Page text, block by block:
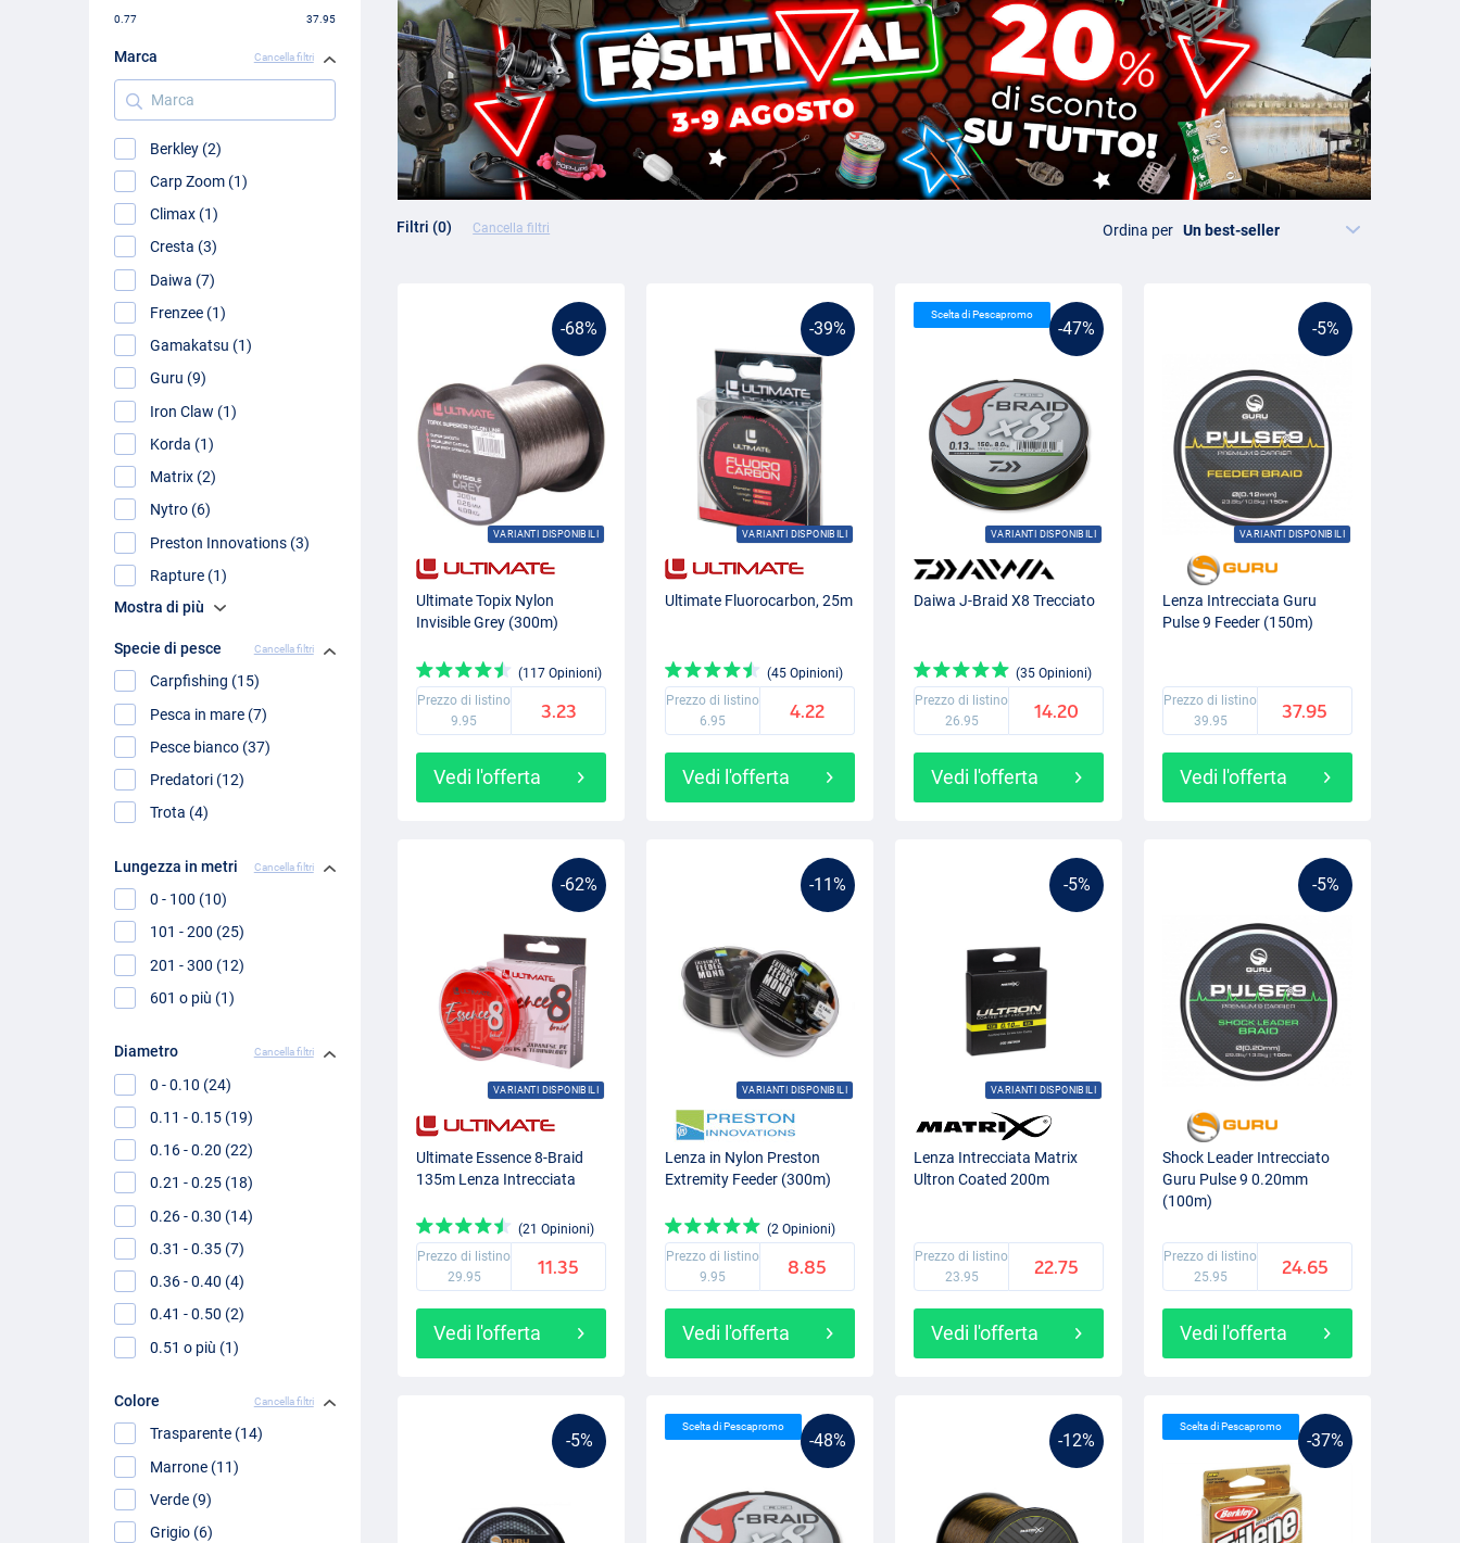
0.77 37.95
Marca Cancella filtri
Marca
Berkley (2)
Carp Zoom (1)
Climax (1)
Cresta (3)
Daiwa (7)
Frenzee (1)
Gamakatsu (1)
Guru (9)
Iron Claw (1)
Korda (1)
Matrix (2)
Nytro (6)
Preston Innovations (3)
Rapture (1)
Mostra di più
Specie di pesce Cancella filtri
Carpfishing (15)
Pesca in mare (7)
Pesce bianco (37)
Predatori (12)
Trota (4)
Lungezza in metri Cancella filtri
0 - 100 (10)
101 - 200 (25)
201 - 300 (12)
601 o più (1)
Diametro Cancella filtri
0 - 0.10 (24)
0.11 - 0.15 (19)
0.16 - 0.20 (22)
0.21 - 0.25 (18)
0.26 - 0.30 (14)
0.31 - 0.35 (7)
0.36 - 0.40 (4)
0.41 - 0.50 (2)
0.51 o più (1)
Colore Cancella filtri
Trasparente (14)
Marrone (11)
Verde (9)
Grigio (6)
Filtri (0) Cancella filtri Ordina per
-68%
VARIANTI DISPONIBILI
Ultimate Topix Nylon
Invisible Grey (300m)
(117 Opinioni)
Prezzo di listino
9.95
3.23
Vedi l'offerta
-39%
VARIANTI DISPONIBILI
Ultimate Fluorocarbon, 25m
(45 Opinioni)
Prezzo di listino
6.95
4.22
Vedi l'offerta
-47%
VARIANTI DISPONIBILI
Scelta di Pescapromo
Daiwa J-Braid X8 Trecciato
(35 Opinioni)
Prezzo di listino
26.95
14.20
Vedi l'offerta
-5%
VARIANTI DISPONIBILI
Lenza Intrecciata Guru
Pulse 9 Feeder (150m)
Prezzo di listino
39.95
37.95
Vedi l'offerta
-62%
VARIANTI DISPONIBILI
Ultimate Essence 8-Braid
135m Lenza Intrecciata
(21 Opinioni)
Prezzo di listino
29.95
11.35
Vedi l'offerta
-11%
VARIANTI DISPONIBILI
Lenza in Nylon Preston
Extremity Feeder (300m)
(2 Opinioni)
Prezzo di listino
9.95
8.85
Vedi l'offerta
-5%
VARIANTI DISPONIBILI
Lenza Intrecciata Matrix
Ultron Coated 200m
Prezzo di listino
23.95
22.75
Vedi l'offerta
-5%
Shock Leader Intrecciato
Guru Pulse 9 0.20mm
(100m)
Prezzo di listino
25.95
24.65
Vedi l'offerta
-5% -48%
Scelta di Pescapromo
-12% -37%
Scelta di Pescapromo